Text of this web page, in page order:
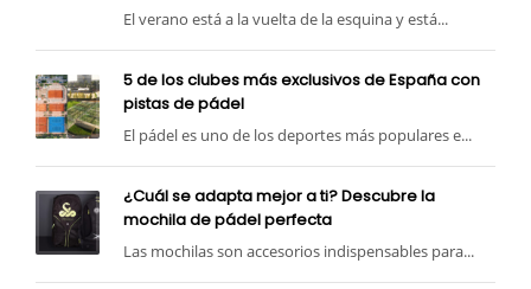
El verano está a la vuelta de la esquina y está...
5 de los clubes más exclusivos de España con
pistas de pádel
El pádel es uno de los deportes más populares e...
¿Cuál se adapta mejor a ti? Descubre la
mochila de pádel perfecta
Las mochilas son accesorios indispensables para...